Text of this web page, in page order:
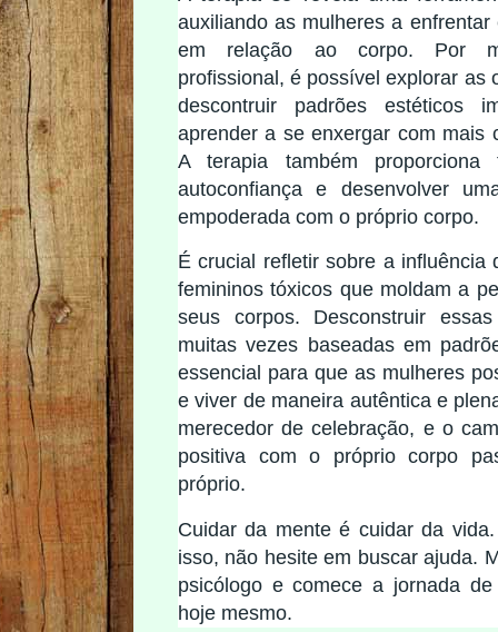
auxiliando as mulheres a
em relação ao corpo. Por
profissional, é possível explorar as
descontruir padrões estéticos
aprender a se enxergar com mais
A terapia também
autoconfiança e desenvolver
empoderada com o próprio corpo.
É crucial refletir sobre a influência
femininos tóxicos que moldam a
seus corpos. Desconstruir
muitas vezes baseadas em
essencial para que as mulheres
e viver de maneira autêntica e
merecedor de celebração, e o
positiva com o próprio corpo
próprio.
Cuidar da mente é cuidar da
isso, não hesite em buscar ajuda.
psicólogo e comece a jornada
hoje mesmo.